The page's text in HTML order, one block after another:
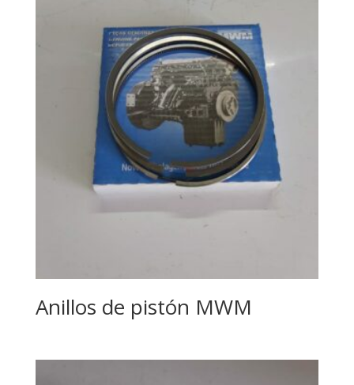
Anillos de pistón MWM